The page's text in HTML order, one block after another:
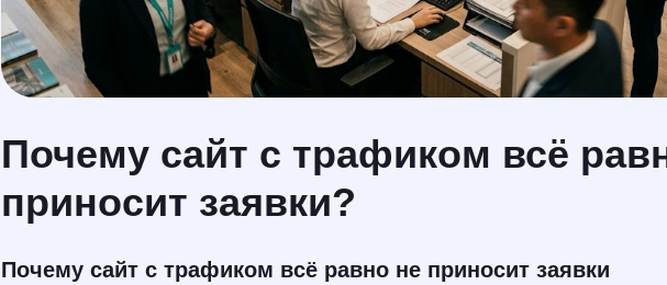
Почему сайт с трафиком всё
приносит заявки?
Почему сайт с трафиком всё равно не приносит заявки